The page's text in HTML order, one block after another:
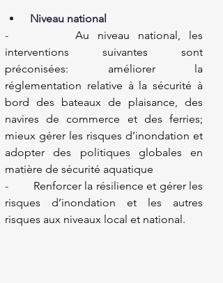
Niveau national
- Au niveau national, les
interventions suivantes sont
préconisées: améliorer la
réglementation relative à la sécurité à
bord des bateaux de plaisance, des
navires de commerce et des ferries;
mieux gérer les risques d’inondation et
adopter des politiques globales en
matière de sécurité aquatique
- Renforcer la résilience et gérer les
risques d’inondation et les autres
risques aux niveaux local et national.